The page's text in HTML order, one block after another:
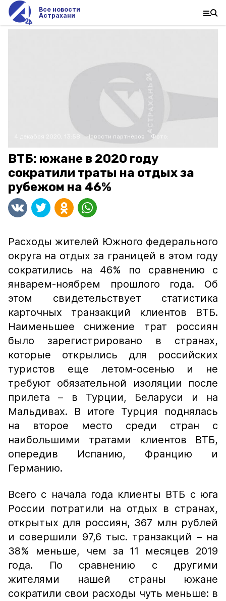
Все новости
Астрахани
Новости партнёров Фото:
ВТБ: южане в 2020 году
сократили траты на отдых за
рубежом на 46%
Расходы жителей Южного федерального
округа на отдых за границей в этом году
сократились на 46% по сравнению с
январем-ноябрем прошлого года. Об
этом свидетельствует статистика
карточных транзакций клиентов ВТБ.
Наименьшее снижение трат россиян
было зарегистрировано в странах,
которые открылись для российских
туристов еще летом-осенью и не
требуют обязательной изоляции после
прилета – в Турции, Беларуси и на
Мальдивах. В итоге Турция поднялась
на второе место среди стран с
наибольшими тратами клиентов ВТБ,
опередив Испанию, Францию и
Германию.
Всего с начала года клиенты ВТБ с юга
России потратили на отдых в странах,
открытых для россиян, 367 млн рублей
и совершили 97,6 тыс. транзакций – на
38% меньше, чем за 11 месяцев 2019
года. По сравнению с другими
жителями нашей страны южане
сократили свои расходы чуть меньше: в